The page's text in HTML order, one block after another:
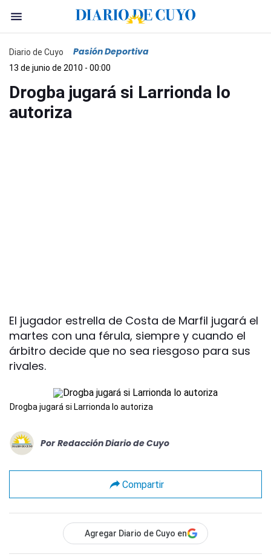
Diario de Cuyo Pasión Deportiva
13 de junio de 2010 - 00:00
Drogba jugará si Larrionda lo
autoriza
El jugador estrella de Costa de Marfil jugará el
martes con una férula, siempre y cuando el
árbitro decide que no sea riesgoso para sus
rivales.
Drogba jugará si Larrionda lo autoriza
Por Redacción Diario de Cuyo
Compartir
Agregar Diario de Cuyo en